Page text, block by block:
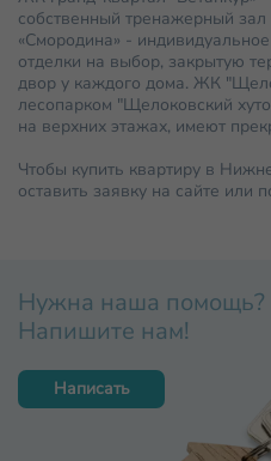
собственный тренажерный
«Смородина» -
отделки на выбор, закрытую
двор у каждого дома. ЖК
лесопарком "Щелоковский
на верхних этажах, имеют
Чтобы купить квартиру в
оставить заявку на сайте или
Нужна наша помощь?
Напишите нам!
Написать